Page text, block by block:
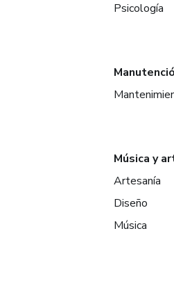
Psicología
Música y
Artesanía
Diseño
Música